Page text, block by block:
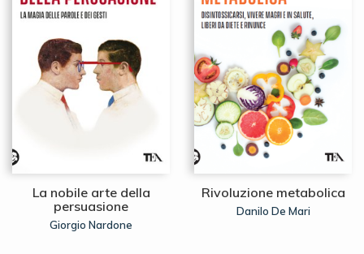
La nobile arte della
persuasione
Giorgio Nardone
Rivoluzione metabolica
Danilo De Mari